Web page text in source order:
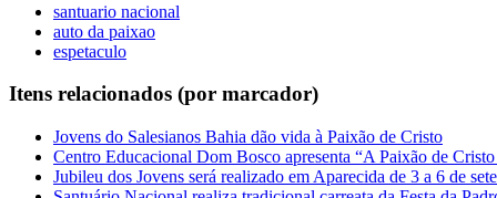
santuario nacional
auto da paixao
espetaculo
Itens relacionados (por marcador)
Jovens do Salesianos Bahia dão vida à Paixão de Cristo
Centro Educacional Dom Bosco apresenta “A Paixão de
Jubileu dos Jovens será realizado em Aparecida de 3 a 6 de